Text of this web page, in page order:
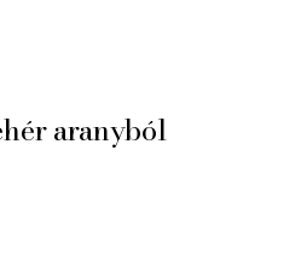
aranyból